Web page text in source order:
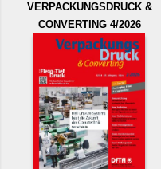
VERPACKUNGSDRUCK &
CONVERTING 4/2026